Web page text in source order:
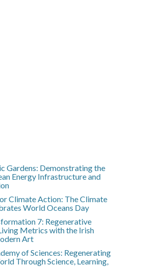
Gardens: Demonstrating the
Energy Infrastructure and
Climate Action: The Climate
World Oceans Day
7: Regenerative
Metrics with the Irish
Art
of Sciences: Regenerating
Through Science, Learning,